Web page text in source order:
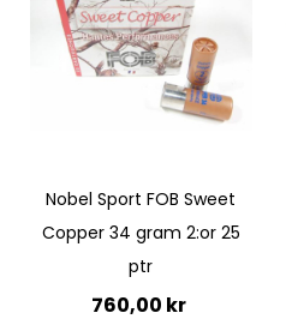
Quickview
Nobel Sport FOB Sweet
Copper 34 gram 2:or 25
ptr
760,00 kr